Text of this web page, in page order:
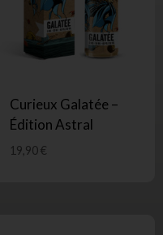
Curieux Galatée –
Édition Astral
19,90€